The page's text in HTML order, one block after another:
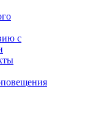
с